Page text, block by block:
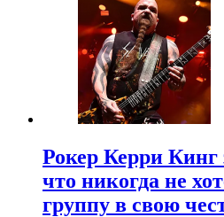
Рокер Керри Кинг
что никогда не
группу в свою